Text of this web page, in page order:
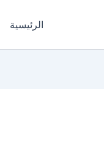
الرئيسية